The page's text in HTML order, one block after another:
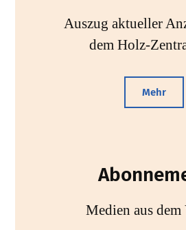
Auszug aktueller
dem Holz-
Mehr
Medien aus dem